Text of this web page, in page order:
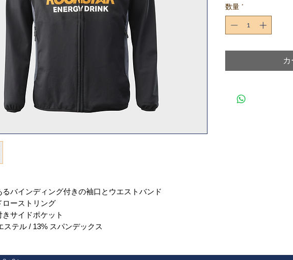
るバインディング付きの袖口とウエストバンド
ローストリング
きサイドポケット
ステル / 13% スパンデックス
数量 *